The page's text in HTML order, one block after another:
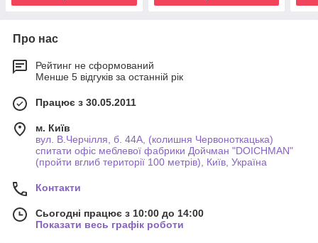
Про нас
Рейтинг не сформований
Менше 5 відгуків за останній рік
Працює з 30.05.2011
м. Київ
вул. В.Черчілля, б. 44А, (колишня Червоноткацька)
спитати офіс меблевої фабрики Дойчман "DOICHMAN"
(пройти вглиб території 100 метрів), Київ, Україна
Контакти
Сьогодні працює з 10:00 до 14:00
Показати весь графік роботи